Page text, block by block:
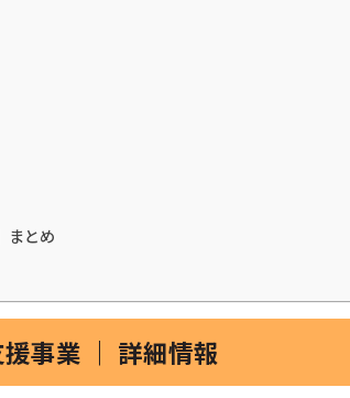
まとめ
事業 ｜ 詳細情報